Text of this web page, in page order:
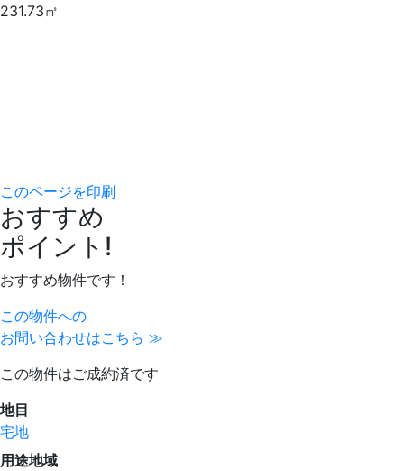
231.73㎡
このページを印刷
おすすめ
ポイント!
おすすめ物件です！
この物件への
お問い合わせはこちら ≫
この物件はご成約済です
地目
宅地
用途地域